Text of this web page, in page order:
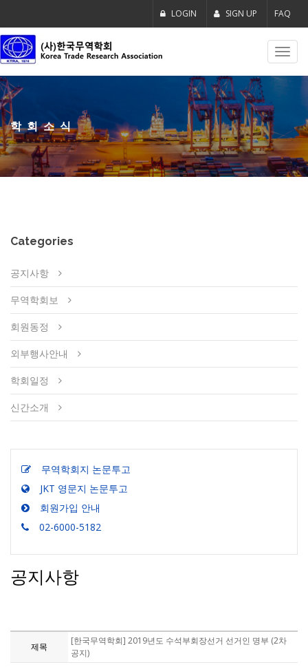
LOGIN SIGN UP FAQ
학회소식
Categories
공지사항
무역학회보
회원동정
외부행사안내
학회일정
신간소개
무역학회지 논문투고
JKT 영문지 논문투고
회원가입 안내
02-6000-5182
공지사항
제목
[한국무역학회] 2019년도 수석부회장선거 선거인 명부 (2차
공지)